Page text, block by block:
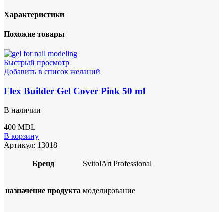
Характеристики
Похожие товары
Быстрый просмотр
Добавить в список желаний
Flex Builder Gel Cover Pink 50 ml
В наличии
400 MDL
В корзину
Артикул: 13018
Бренд SvitolArt Professional
назначение продукта моделирование